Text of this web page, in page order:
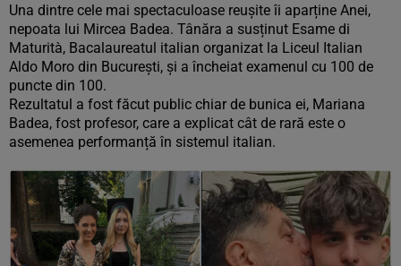
Una dintre cele mai spectaculoase reușite îi aparține Anei,
nepoata lui Mircea Badea. Tânăra a susținut Esame di
Maturità, Bacalaureatul italian organizat la Liceul Italian
Aldo Moro din București, și a încheiat examenul cu 100 de
puncte din 100.
Rezultatul a fost făcut public chiar de bunica ei, Mariana
Badea, fost profesor, care a explicat cât de rară este o
asemenea performanță în sistemul italian.